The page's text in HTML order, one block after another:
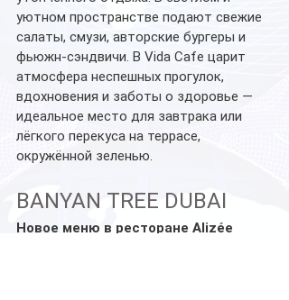
уютном пространстве подают свежие
салаты, смузи, авторские бургеры и
фьюжн-сэндвичи. В Vida Cafe царит
атмосфера неспешных прогулок,
вдохновения и заботы о здоровье —
идеальное место для завтрака или
лёгкого перекуса на террасе,
окружённой зеленью.
BANYAN TREE DUBAI
Новое меню в ресторане Alizée